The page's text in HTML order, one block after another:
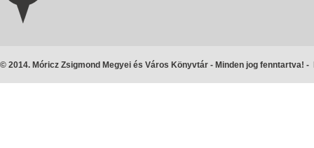
© 2014. Móricz Zsigmond Megyei és Város Könyvtár - Minden jog fenntartva! -